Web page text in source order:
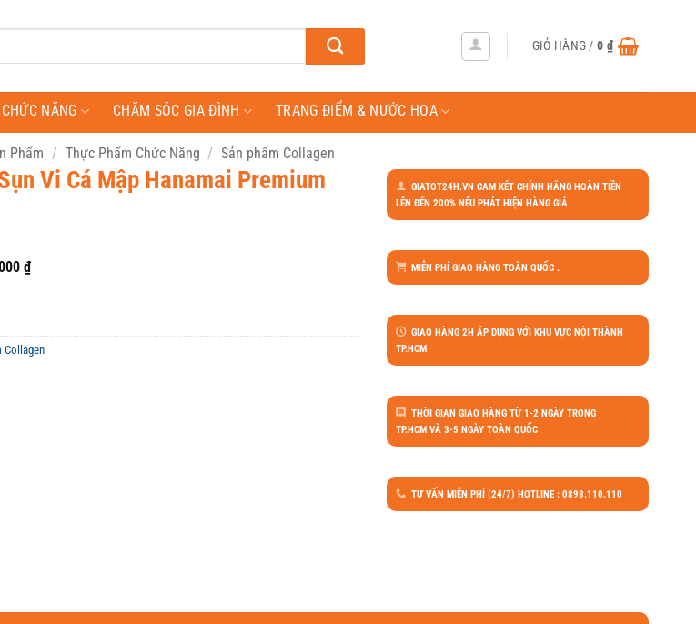
GIỎ HÀNG /0 ₫
NĂNG CHĂM SÓC GIA ĐÌNH TRANG ĐIỂM & NƯỚC HOA
Phẩm / Thực Phẩm Chức Năng / Sản phẩm Collagen
Vi Cá Mập Hanamai Premium
₫Giá
hiện
Collagen
GIATOT24H.VN CAM KẾT CHÍNH HÃNG HOÀN TIỀN
LÊN ĐẾN 200% NẾU PHÁT HIỆN HÀNG GIẢ
MIỄN PHÍ GIAO HÀNG TOÀN QUỐC .
GIAO HÀNG 2H ÁP DỤNG VỚI KHU VỰC NỘI THÀNH
TP.HCM
THỜI GIAN GIAO HÀNG TỪ 1-2 NGÀY TRONG
TP.HCM VÀ 3-5 NGÀY TOÀN QUỐC
TƯ VẤN MIỄN PHÍ (24/7) HOTLINE : 0898.110.110